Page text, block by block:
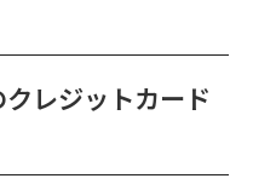
クレジットカード